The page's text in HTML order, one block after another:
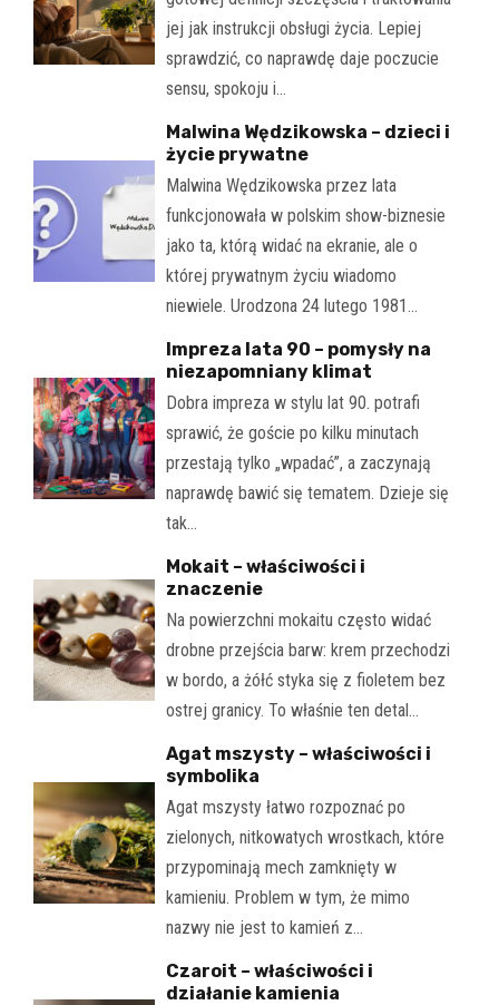
jej jak instrukcji obsługi życia. Lepiej
sprawdzić, co naprawdę daje poczucie
sensu, spokoju i…
Malwina Wędzikowska – dzieci i
życie prywatne
Malwina Wędzikowska przez lata
funkcjonowała w polskim show-biznesie
jako ta, którą widać na ekranie, ale o
której prywatnym życiu wiadomo
niewiele. Urodzona 24 lutego 1981…
Impreza lata 90 – pomysły na
niezapomniany klimat
Dobra impreza w stylu lat 90. potrafi
sprawić, że goście po kilku minutach
przestają tylko „wpadać”, a zaczynają
naprawdę bawić się tematem. Dzieje się
tak…
Mokait – właściwości i
znaczenie
Na powierzchni mokaitu często widać
drobne przejścia barw: krem przechodzi
w bordo, a żółć styka się z fioletem bez
ostrej granicy. To właśnie ten detal…
Agat mszysty – właściwości i
symbolika
Agat mszysty łatwo rozpoznać po
zielonych, nitkowatych wrostkach, które
przypominają mech zamknięty w
kamieniu. Problem w tym, że mimo
nazwy nie jest to kamień z…
Czaroit – właściwości i
działanie kamienia